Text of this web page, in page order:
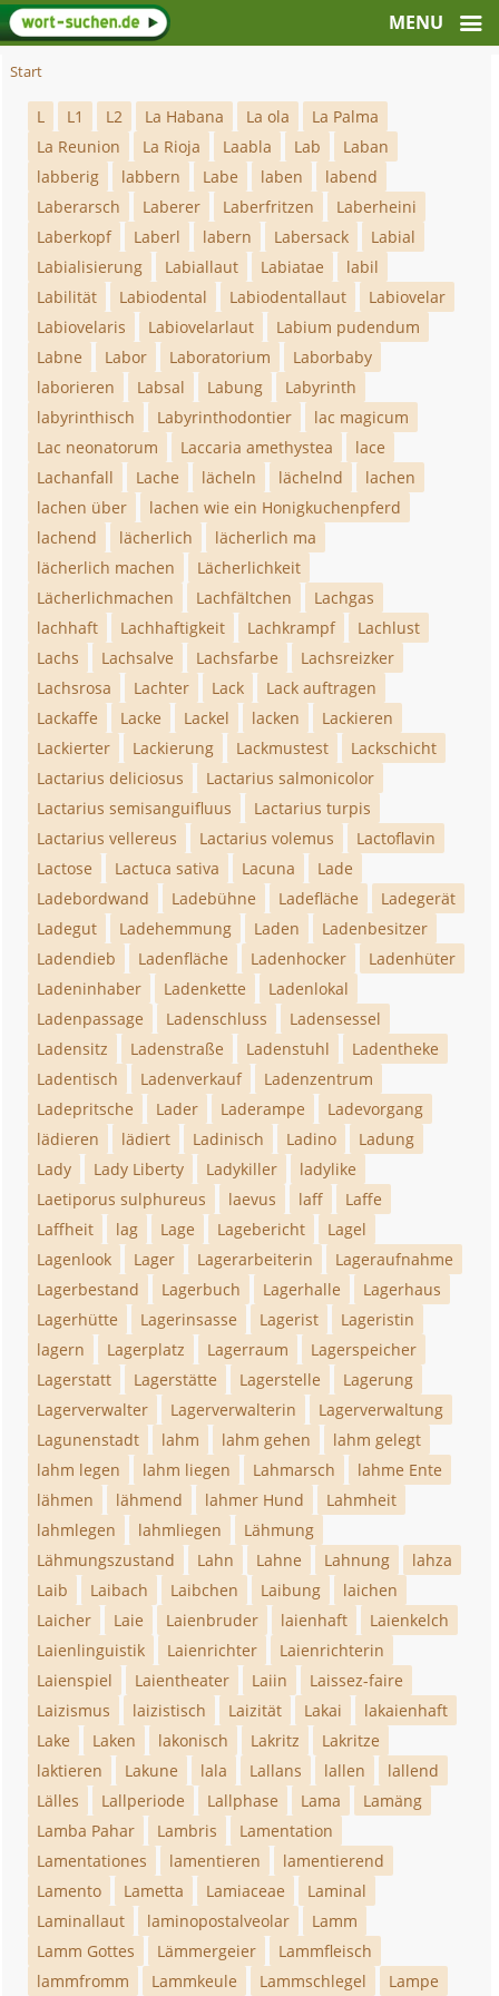
Start
L L1 L2 La Habana La ola
La Palma
La Reunion
La Rioja Laabla Lab
Laban
labberig
labbern Labe laben
labend
Laberarsch
Laberer Laberfritzen
Laberheini
Laberkopf
Laberl labern Labersack
Labial
Labialisierung
Labiallaut Labiatae
labil
Labilität
Labiodental Labiodentallaut
Labiovelar
Labiovelaris
Labiovelarlaut
Labium pudendum
Labne
Labor Laboratorium
Laborbaby
laborieren
Labsal Labung
Labyrinth
labyrinthisch
Labyrinthodontier
lac magicum
Lac neonatorum
Laccaria amethystea
lace
Lachanfall
Lache lächeln lächelnd
lachen
lachen über
lachen wie ein Honigkuchenpferd
lachend
lächerlich
lächerlich ma
lächerlich machen
Lächerlichkeit
Lächerlichmachen
Lachfältchen
Lachgas
lachhaft
Lachhaftigkeit Lachkrampf
Lachlust
Lachs
Lachsalve Lachsfarbe
Lachsreizker
Lachsrosa
Lachter Lack
Lack auftragen
Lackaffe
Lacke Lackel lacken
Lackieren
Lackierter
Lackierung Lackmustest
Lackschicht
Lactarius deliciosus
Lactarius salmonicolor
Lactarius semisanguifluus
Lactarius turpis
Lactarius vellereus
Lactarius volemus
Lactoflavin
Lactose
Lactuca sativa Lacuna
Lade
Ladebordwand
Ladebühne Ladefläche
Ladegerät
Ladegut
Ladehemmung Laden
Ladenbesitzer
Ladendieb
Ladenfläche Ladenhocker
Ladenhüter
Ladeninhaber
Ladenkette
Ladenlokal
Ladenpassage
Ladenschluss
Ladensessel
Ladensitz
Ladenstraße Ladenstuhl
Ladentheke
Ladentisch
Ladenverkauf
Ladenzentrum
Ladepritsche
Lader Laderampe
Ladevorgang
lädieren
lädiert Ladinisch Ladino
Ladung
Lady
Lady Liberty Ladykiller
ladylike
Laetiporus sulphureus
laevus laff
Laffe
Laffheit
lag Lage Lagebericht
Lagel
Lagenlook
Lager Lagerarbeiterin
Lageraufnahme
Lagerbestand
Lagerbuch Lagerhalle
Lagerhaus
Lagerhütte
Lagerinsasse Lagerist
Lageristin
lagern
Lagerplatz Lagerraum
Lagerspeicher
Lagerstatt
Lagerstätte Lagerstelle
Lagerung
Lagerverwalter
Lagerverwalterin
Lagerverwaltung
Lagunenstadt
lahm lahm gehen
lahm gelegt
lahm legen
lahm liegen Lahmarsch
lahme Ente
lähmen
lähmend lahmer Hund
Lahmheit
lahmlegen
lahmliegen
Lähmung
Lähmungszustand
Lahn Lahne Lahnung
lahza
Laib
Laibach Laibchen Laibung
laichen
Laicher
Laie Laienbruder laienhaft
Laienkelch
Laienlinguistik
Laienrichter
Laienrichterin
Laienspiel
Laientheater Laiin
Laissez-faire
Laizismus
laizistisch Laizität Lakai
lakaienhaft
Lake
Laken lakonisch Lakritz
Lakritze
laktieren
Lakune lala Lallans lallen
lallend
Lälles
Lallperiode Lallphase Lama
Lamäng
Lamba Pahar
Lambris
Lamentation
Lamentationes
lamentieren
lamentierend
Lamento
Lametta Lamiaceae
Laminal
Laminallaut
laminopostalveolar
Lamm
Lamm Gottes
Lämmergeier
Lammfleisch
lammfromm
Lammkeule Lammschlegel Lampe